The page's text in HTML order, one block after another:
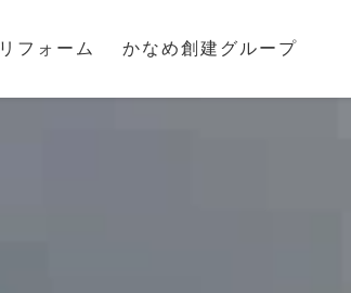
リフォーム かなめ創建グループ